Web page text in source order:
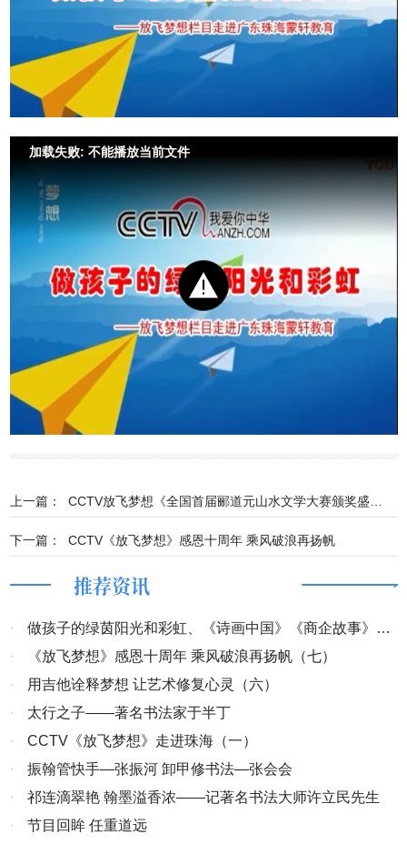
推荐资讯
·
做孩子的绿茵阳光和彩虹、《诗画中国》《商企故事》开
机
·
《放飞梦想》感恩十周年 乘风破浪再扬帆（七）
·
用吉他诠释梦想 让艺术修复心灵（六）
·
太行之子——著名书法家于半丁
·
CCTV《放飞梦想》走进珠海（一）
·
振翰管快手—张振河 卸甲修书法—张会会
·
祁连滴翠艳 翰墨溢香浓——记著名书法大师许立民先生
·
节目回眸 任重道远
加载失败: 不能播放当前文件
上一篇：
下一篇： CCTV《放飞梦想》感恩十周年 乘风破浪再扬帆